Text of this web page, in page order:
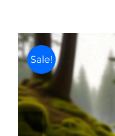
Sale!